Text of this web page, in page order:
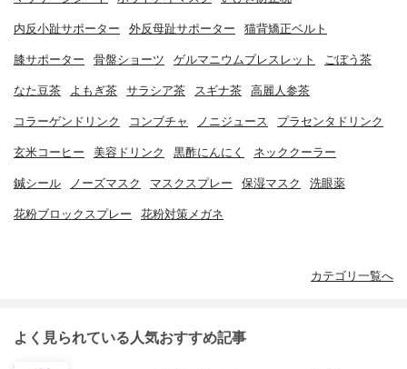
内反小趾サポーター 外反母趾サポーター 猫背矯正ベルト
膝サポーター 骨盤ショーツ ゲルマニウムブレスレット ごぼう茶
なた豆茶 よもぎ茶 サラシア茶 スギナ茶 高麗人参茶
コラーゲンドリンク コンブチャ ノニジュース プラセンタドリンク
玄米コーヒー 美容ドリンク 黒酢にんにく ネッククーラー
鍼シール ノーズマスク マスクスプレー 保湿マスク 洗眼薬
花粉ブロックスプレー 花粉対策メガネ
カテゴリ一覧へ
よく見られている人気おすすめ記事